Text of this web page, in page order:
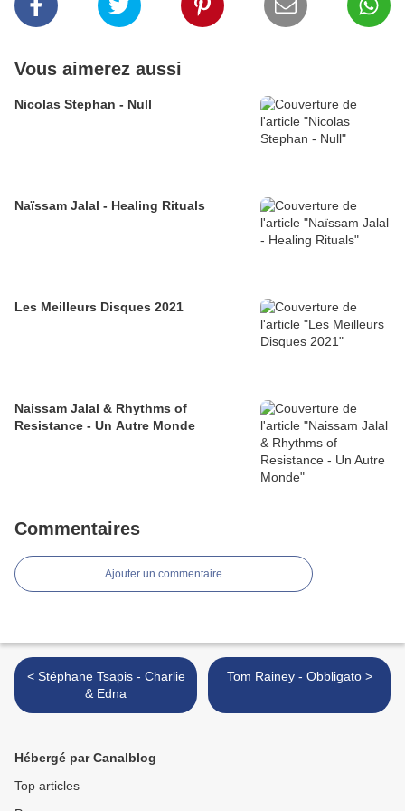
Vous aimerez aussi
Nicolas Stephan - Null
Naïssam Jalal - Healing Rituals
Les Meilleurs Disques 2021
Naissam Jalal & Rhythms of
Resistance - Un Autre Monde
Commentaires
Ajouter un commentaire
< Stéphane Tsapis - Charlie
& Edna
Tom Rainey - Obbligato >
Hébergé par Canalblog
Top articles